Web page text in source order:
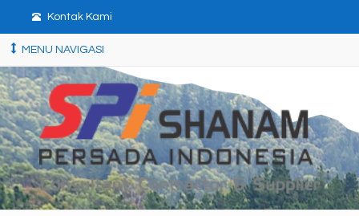
Kontak Kami
MENU NAVIGASI